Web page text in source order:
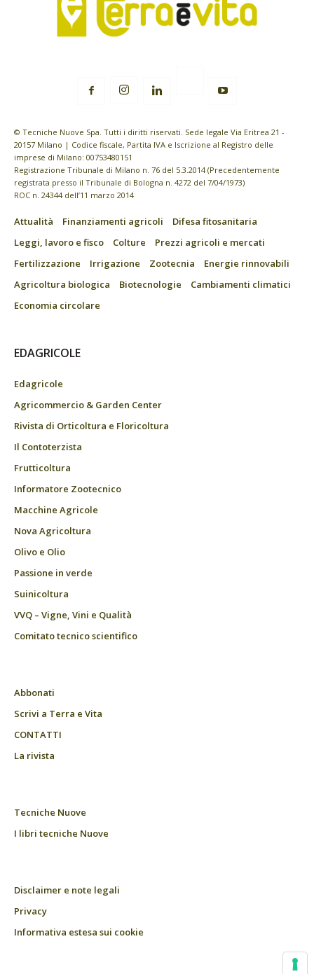
© Tecniche Nuove Spa. Tutti i diritti riservati. Sede legale Via Eritrea 21 -
20157 Milano | Codice fiscale, Partita IVA e Iscrizione al Registro delle
imprese di Milano: 00753480151
Registrazione Tribunale di Milano n. 76 del 5.3.2014 (Precedentemente
registrata presso il Tribunale di Bologna n. 4272 del 7/04/1973)
ROC n. 24344 dell’11 marzo 2014
Attualità Finanziamenti agricoli
Difesa fitosanitaria
Leggi, lavoro e fisco
Colture
Prezzi agricoli e mercati
Fertilizzazione
Irrigazione Zootecnia
Energie rinnovabili
Agricoltura biologica
Biotecnologie
Cambiamenti climatici
Economia circolare
EDAGRICOLE
Edagricole
Agricommercio & Garden Center
Rivista di Orticoltura e Floricoltura
Il Contoterzista
Frutticoltura
Informatore Zootecnico
Macchine Agricole
Nova Agricoltura
Olivo e Olio
Passione in verde
Suinicoltura
VVQ – Vigne, Vini e Qualità
Comitato tecnico scientifico
Abbonati
Scrivi a Terra e Vita
CONTATTI
La rivista
Tecniche Nuove
I libri tecniche Nuove
Disclaimer e note legali
Privacy
Informativa estesa sui cookie